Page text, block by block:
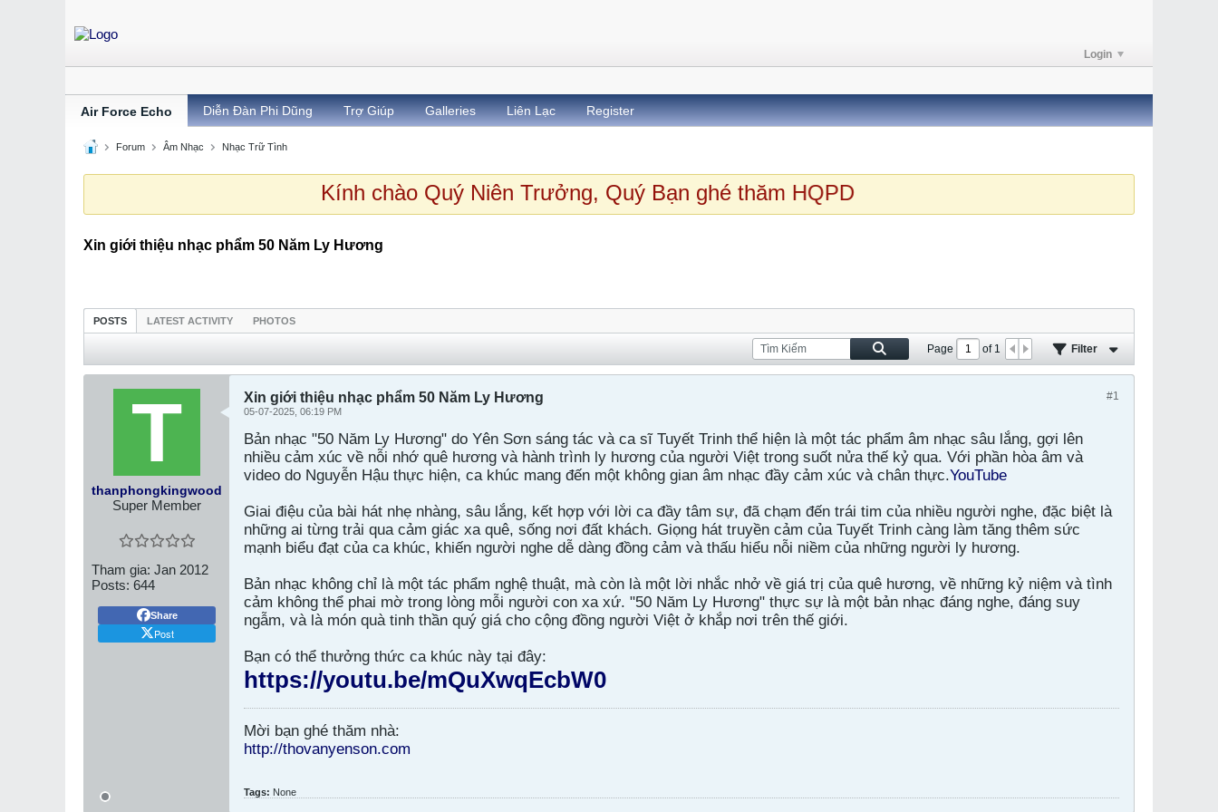
Login
Air Force Echo Diễn Đàn Phi Dũng Trợ Giúp Galleries Liên Lạc Register
Forum Âm Nhạc Nhạc Trữ Tình
Kính chào Quý Niên Trưởng, Quý Bạn ghé thăm HQPD
Xin giới thiệu nhạc phẩm 50 Năm Ly Hương
POSTS LATEST ACTIVITY PHOTOS
Page of1 Filter
thanphongkingwood
Super Member
Tham gia: Jan 2012
Posts: 644
Share
Post
#1
Xin giới thiệu nhạc phẩm 50 Năm Ly Hương
05-07-2025, 06:19 PM
Bản nhạc "50 Năm Ly Hương" do Yên Sơn sáng tác và ca sĩ Tuyết Trinh thể hiện là một tác phẩm âm nhạc sâu lắng, gợi lên
nhiều cảm xúc về nỗi nhớ quê hương và hành trình ly hương của người Việt trong suốt nửa thế kỷ qua. Với phần hòa âm và
video do Nguyễn Hậu thực hiện, ca khúc mang đến một không gian âm nhạc đầy cảm xúc và chân thực.YouTube
Giai điệu của bài hát nhẹ nhàng, sâu lắng, kết hợp với lời ca đầy tâm sự, đã chạm đến trái tim của nhiều người nghe, đặc biệt là
những ai từng trải qua cảm giác xa quê, sống nơi đất khách. Giọng hát truyền cảm của Tuyết Trinh càng làm tăng thêm sức
mạnh biểu đạt của ca khúc, khiến người nghe dễ dàng đồng cảm và thấu hiểu nỗi niềm của những người ly hương.
Bản nhạc không chỉ là một tác phẩm nghệ thuật, mà còn là một lời nhắc nhở về giá trị của quê hương, về những kỷ niệm và tình
cảm không thể phai mờ trong lòng mỗi người con xa xứ. "50 Năm Ly Hương" thực sự là một bản nhạc đáng nghe, đáng suy
ngẫm, và là món quà tinh thần quý giá cho cộng đồng người Việt ở khắp nơi trên thế giới.
Bạn có thể thưởng thức ca khúc này tại đây:
https://youtu.be/mQuXwqEcbW0
Mời bạn ghé thăm nhà:
http://thovanyenson.com
Tags: None